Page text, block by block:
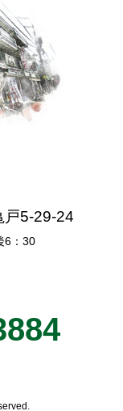
戸5-29-24
6：30